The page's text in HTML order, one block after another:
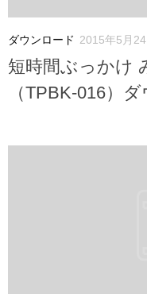
ダウンロード 2015年5月24
短時間ぶっかけ
（TPBK-016）